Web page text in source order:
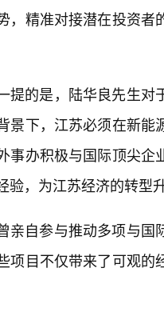
，精准对接潜在投资
提的是，陆华良先生
景下，江苏必须在新
事办积极与国际顶尖
验，为江苏经济的转型
亲自参与推动多项与国
项目不仅带来了可观